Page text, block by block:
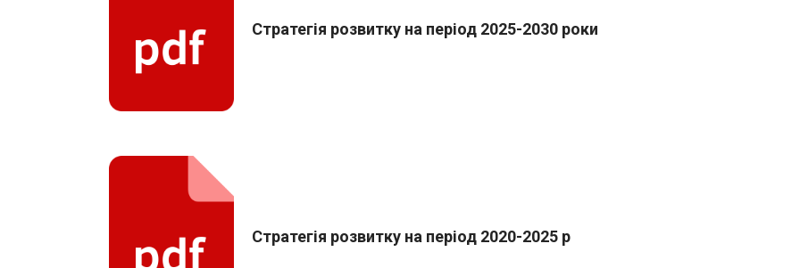
Стратегія розвитку на період 2025-2030 роки
Стратегія розвитку на період 2020-2025 р